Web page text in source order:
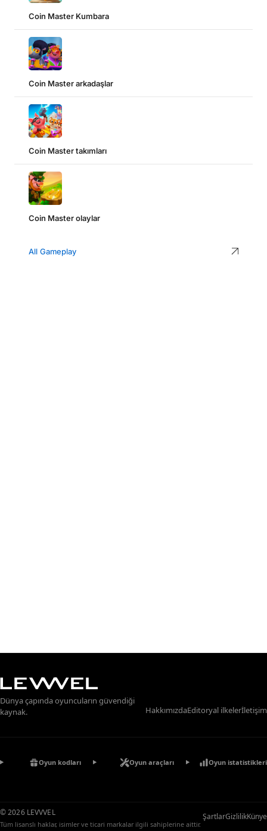
Coin Master Kumbara
Coin Master arkadaşlar
Coin Master takımları
Coin Master olaylar
All Gameplay
Dünya çapında oyuncuların güvendiği
kaynak.
HakkımızdaEditoryal ilkelerİletişim
Oyun kodları Oyun araçları Oyun istatistikleri
© 2026 LEVVVEL
Tüm lisanslı haklar, isimler ve ticari markalar ilgili sahiplerine aittir.
ŞartlarGizlilikKünye